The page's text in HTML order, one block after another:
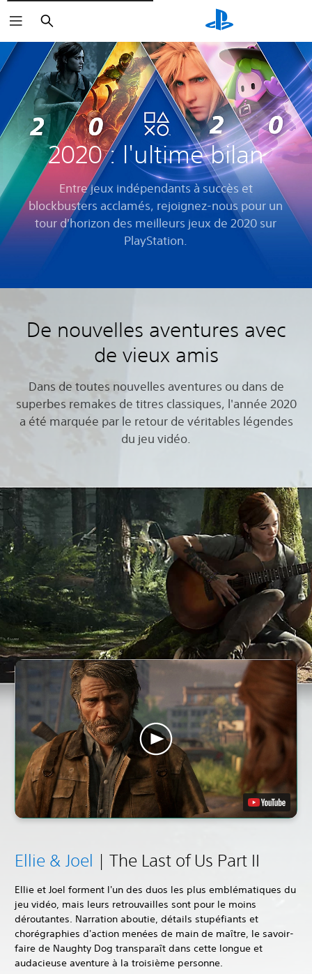
Rechercher
2020 : l'ultime bilan
Entre jeux indépendants à succès et
blockbusters acclamés, rejoignez-nous pour un
tour d'horizon des meilleurs jeux de 2020 sur
PlayStation.
De nouvelles aventures avec
de vieux amis
Dans de toutes nouvelles aventures ou dans de
superbes remakes de titres classiques, l'année 2020
a été marquée par le retour de véritables légendes
du jeu vidéo.
Ellie & Joel | The Last of Us Part II
Ellie et Joel forment l'un des duos les plus emblématiques du
jeu vidéo, mais leurs retrouvailles sont pour le moins
déroutantes. Narration aboutie, détails stupéfiants et
chorégraphies d'action menées de main de maître, le savoir-
faire de Naughty Dog transparaît dans cette longue et
audacieuse aventure à la troisième personne.